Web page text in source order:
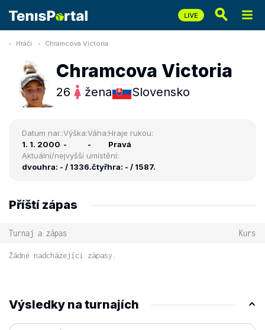
Hráči Chramcova Victoria
Chramcova Victoria
26 žena Slovensko
Datum nar.:
1. 1. 2000
Výška:
-
Váha:
-
Hraje rukou:
Pravá
Aktuální/nejvyšší umístění:
dvouhra: - / 1336.čtyřhra: - / 1587.
Příští zápas
Turnaj a zápas Kurs
Žádné nadcházející zápasy.
Výsledky na turnajích